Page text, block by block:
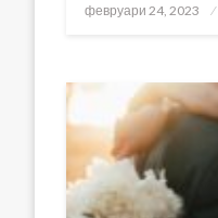
Posted
февруари 24, 2023